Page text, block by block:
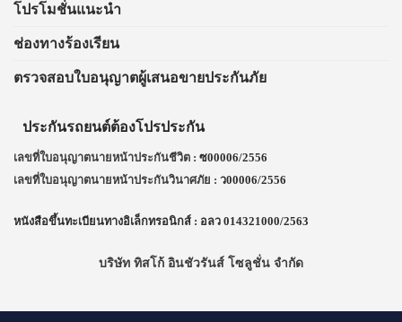
โปรโมชั่นแนะนำ
ช่องทางร้องเรียน
ตรวจสอบใบอนุญาตผู้เสนอขายประกันภัย
ประกันรถยนต์ต้องโปรประกัน
เลขที่ใบอนุญาตนายหน้าประกันชีวิต : ซ00006/2556
เลขที่ใบอนุญาตนายหน้าประกันวินาศภัย : ว00006/2556
หนังสือขึ้นทะเบียนทางอิเล็กทรอนิกส์ : อลว 014321000/2563
บริษัท ทิสโก้ อินชัวรันส์ โซลูชั่น จำกัด